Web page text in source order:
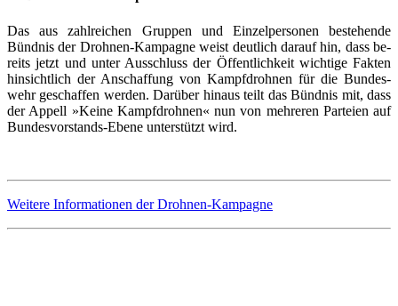
Das aus zahl­rei­chen Grup­pen und Ein­zel­per­so­nen be­ste­hen­de
Bünd­nis der Droh­nen-Kam­pa­gne weist deut­lich dar­auf hin, dass be­
reits jetzt und un­ter Aus­schluss der Öf­fent­lich­keit wich­ti­ge Fak­ten
hin­sicht­lich der An­schaf­fung von Kampf­droh­nen für die Bun­des­
wehr ge­schaf­fen wer­den. Da­rüber hin­aus teilt das Bünd­nis mit, dass
der Ap­pell »Kei­ne Kampf­droh­nen« nun von meh­re­ren Par­tei­en auf
Bun­des­vor­stands-Ebe­ne un­ter­stützt wird.
Weitere Informationen der Drohnen-Kampagne